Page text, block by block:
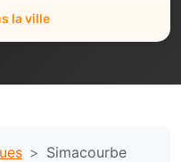
la ville
Simacourbe